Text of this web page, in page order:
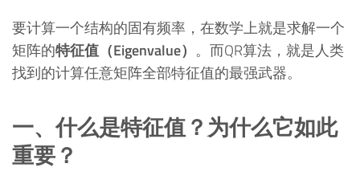
要计算一个结构的固有频率，在数学上就是求解一个
矩阵的特征值（Eigenvalue） 。而QR算法，就是人类
找到的计算任意矩阵全部特征值的最强武器。
一、什么是特征值？为什么它如此
重要？